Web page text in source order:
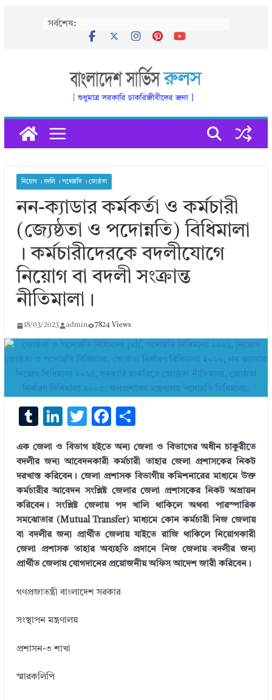
সর্বশেষ:
নিয়োগ । বদলি । পদোন্নতি । জ্যেষ্ঠতা
নন-ক্যাডার কর্মকর্তা ও কর্মচারী
(জ্যেষ্ঠতা ও পদোন্নতি) বিধিমালা
। কর্মচারীদেরকে বদলীযোগে
নিয়োগ বা বদলী সংক্রান্ত
নীতিমালা।
18/03/2023 admin 7824 Views
T
m
bl
r
Li
k
e
dI
n
T
it
te
r
F
e
b
o
o
k
ar
e
এক জেলা ও বিভাগ হইতে অন্য জেলা ও বিভাগের অধীন চাকুরীতে
বদলীর জন্য আবেদনকারী কর্মচারী তাহার জেলা প্রশাসকের নিকট
দরখাস্ত করিবেন। জেলা প্রশাসক বিভাগীয় কমিশনারের মাধ্যমে উক্ত
কর্মচারীর আবেদন সংশ্লিষ্ট জেলার জেলা প্রশাসকের নিকট অগ্রায়ন
করিবেন। সংশ্লিষ্ট জেলায় পদ খালি থাকিলে অথবা পারস্পারিক
সমঝোতার (Mutual Transfer) মাধ্যমে কোন কর্মচারী নিজ জেলায়
বা বদলীর জন্য প্রার্থীত জেলায় যাইতে রাজি থাকিলে নিয়োগকারী
জেলা প্রশাসক তাহার অব্যহতি প্রদানে নিজ জেলায় বদলীর জন্য
প্রার্থীত জেলায় যোগদানের প্রয়োজনীয় অফিস আদেশ জারী করিবেন।
গণপ্রজাতন্ত্রী বাংলাদেশ সরকার
সংস্থাপন মন্ত্রণালয়
প্রশাসন-৩ শাখা
স্মারকলিপি